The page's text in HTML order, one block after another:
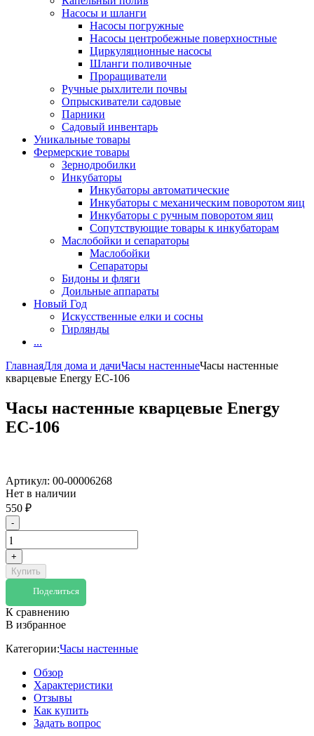
Насосы и шланги
Насосы погружные
Насосы центробежные поверхностные
Циркуляционные насосы
Шланги поливочные
Проращиватели
Ручные рыхлители почвы
Опрыскиватели садовые
Парники
Садовый инвентарь
Уникальные товары
Фермерские товары
Зернодробилки
Инкубаторы
Инкубаторы автоматические
Инкубаторы с механическим поворотом яиц
Инкубаторы с ручным поворотом яиц
Сопутствующие товары к инкубаторам
Маслобойки и сепараторы
Маслобойки
Сепараторы
Бидоны и фляги
Доильные аппараты
Новый Год
Искусственные елки и сосны
Гирлянды
...
ГлавнаяДля дома и дачиЧасы настенныеЧасы настенные
кварцевые Energy ЕС-106
Часы настенные кварцевые Energy
ЕС-106
Артикул: 00-00006268
Нет в наличии
550 ₽
-
+
Купить
Поделиться
К сравнению
В избранное
Категории:Часы настенные
Обзор
Характеристики
Отзывы
Как купить
Задать вопрос